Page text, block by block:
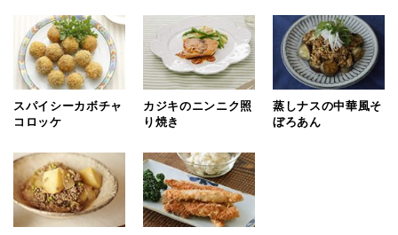
スパイシーカボチャ
コロッケ
カジキのニンニク照
り焼き
蒸しナスの中華風そ
ぼろあん